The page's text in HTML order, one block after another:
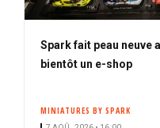
Spark fait peau neuve
bientôt un e-shop
MINIATURES BY SPARK